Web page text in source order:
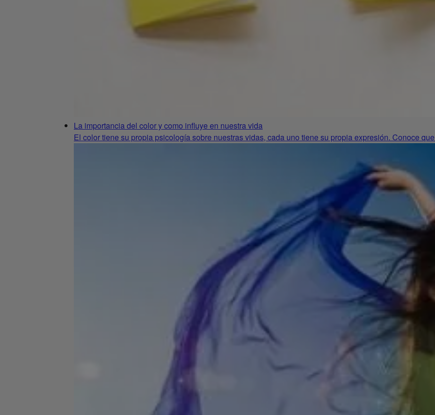
La importancia del color y como influye en nuestra vida
El color tiene su propia psicología sobre nuestras vidas, cada uno tiene su propia expresión. Conoce